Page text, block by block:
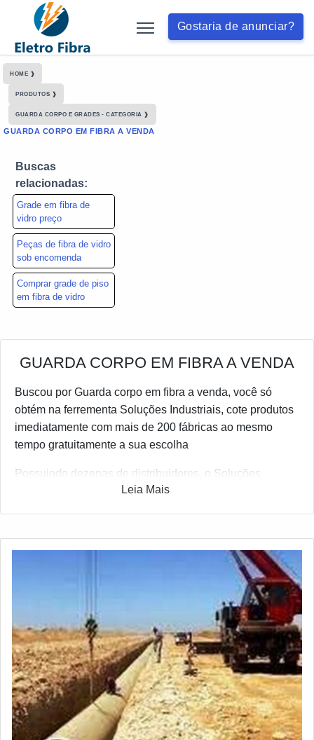
Gostaria de anunciar?
HOME ❱
PRODUTOS ❱
GUARDA CORPO E GRADES - CATEGORIA ❱
GUARDA CORPO EM FIBRA A VENDA
Buscas
relacionadas:
Grade em fibra de
vidro preço
Peças de fibra de vidro
sob encomenda
Comprar grade de piso
em fibra de vidro
GUARDA CORPO EM FIBRA A VENDA
Buscou por Guarda corpo em fibra a venda, você só
obtém na ferrementa Soluções Industriais, cote produtos
imediatamente com mais de 200 fábricas ao mesmo
tempo gratuitamente a sua escolha
Possuindo dezenas de distribuidores, o Soluções
Industriais é a solução business to business mais
Leia Mais